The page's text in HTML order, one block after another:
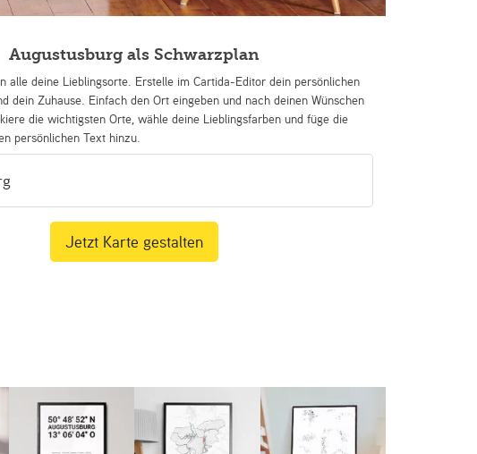
Augustusburg als Schwarzplan
alle deine Lieblingsorte. Erstelle im Cartida-Editor dein persönlichen
dein Zuhause. Einfach den Ort eingeben und nach deinen Wünschen
die wichtigsten Orte, wähle deine Lieblingsfarben und füge die
persönlichen Text hinzu.
Jetzt Karte gestalten